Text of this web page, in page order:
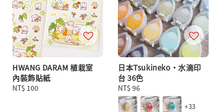
HWANG DARAM 植栽室
內裝飾貼紙
Regular
NT$ 100
日本Tsukineko・水滴印
台 36色
Regular
price
NT$ 96
+33